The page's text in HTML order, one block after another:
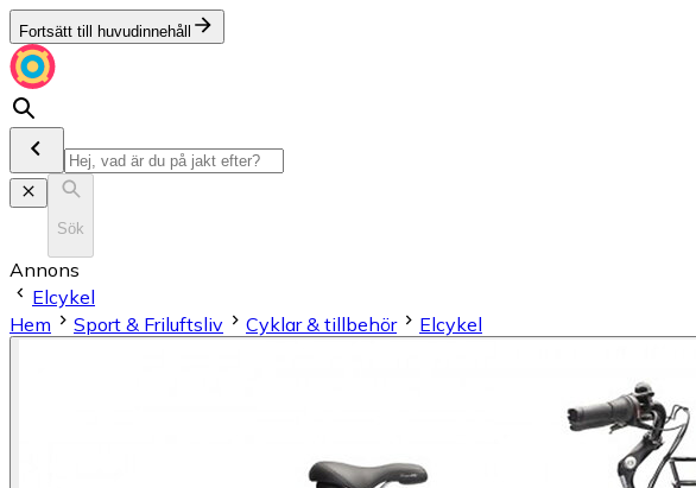
Fortsätt till huvudinnehåll
Sök
Annons
Elcykel
Hem
Sport & Friluftsliv Cyklar & tillbehör Elcykel